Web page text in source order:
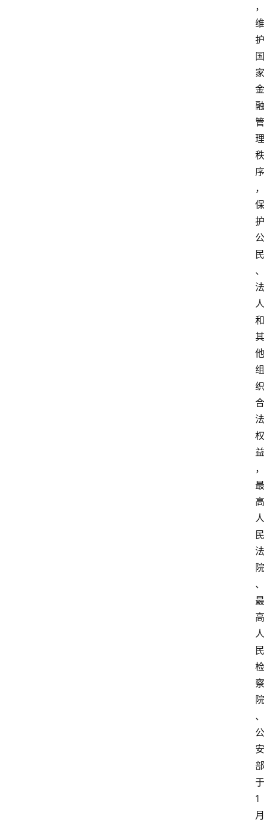
，
维
护
国
家
金
融
管
理
秩
序
，
保
护
公
民
、
法
人
和
其
他
组
织
合
法
权
益
，
最
高
人
民
法
院
、
最
高
人
民
检
察
院
、
公
安
部
于
1
月